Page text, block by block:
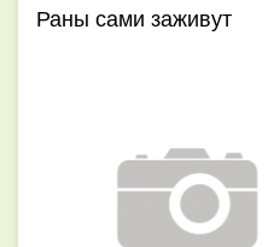
Раны сами заживут